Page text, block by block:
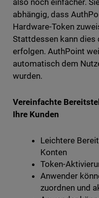
abhängig, dass
Hardware-Token
Stattdessen kann dies
erfolgen. AuthPoint
automatisch dem
wurden.
Vereinfachte
Ihre Kunden
Leichtere
Konten
Token-
Anwender
zuordnen und